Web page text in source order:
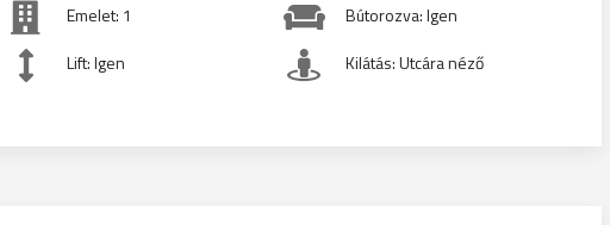
Emelet: 1
Bútorozva: Igen
Lift: Igen Kilátás: Utcára néző